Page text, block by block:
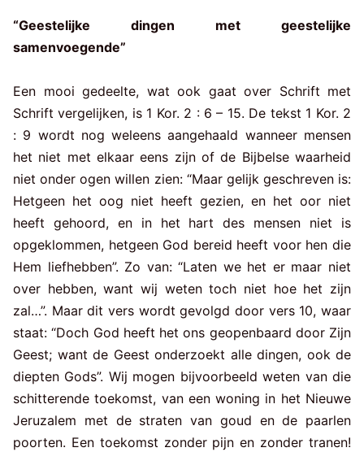
“Geestelijke dingen met geestelijke
samenvoegende”
Een mooi gedeelte, wat ook gaat over Schrift met
Schrift vergelijken, is 1 Kor. 2 : 6 – 15. De tekst 1 Kor. 2
: 9 wordt nog weleens aangehaald wanneer mensen
het niet met elkaar eens zijn of de Bijbelse waarheid
niet onder ogen willen zien: “Maar gelijk geschreven is:
Hetgeen het oog niet heeft gezien, en het oor niet
heeft gehoord, en in het hart des mensen niet is
opgeklommen, hetgeen God bereid heeft voor hen die
Hem liefhebben”. Zo van: “Laten we het er maar niet
over hebben, want wij weten toch niet hoe het zijn
zal…”. Maar dit vers wordt gevolgd door vers 10, waar
staat: “Doch God heeft het ons geopenbaard door Zijn
Geest; want de Geest onderzoekt alle dingen, ook de
diepten Gods”. Wij mogen bijvoorbeeld weten van die
schitterende toekomst, van een woning in het Nieuwe
Jeruzalem met de straten van goud en de paarlen
poorten. Een toekomst zonder pijn en zonder tranen!